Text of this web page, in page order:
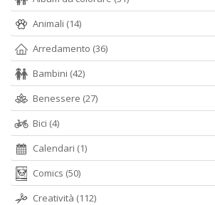
Animali (14)
Arredamento (36)
Bambini (42)
Benessere (27)
Bici (4)
Calendari (1)
Comics (50)
Creatività (112)